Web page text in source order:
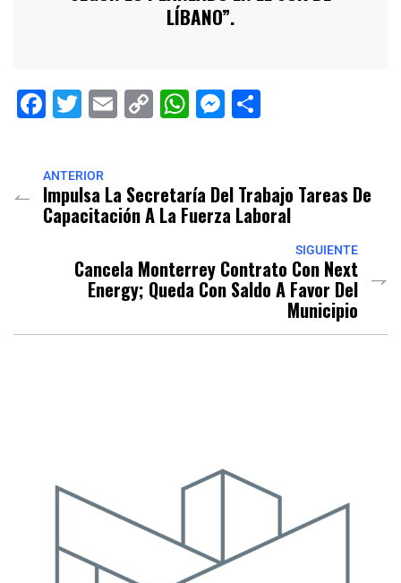
LÍBANO”.
Facebook
Twitter
EmailCopyWhatsApp
Messenger
ANTERIOR
Impulsa La Secretaría Del Trabajo Tareas De
Capacitación A La Fuerza Laboral
SIGUIENTE
Cancela Monterrey Contrato Con Next
Energy; Queda Con Saldo A Favor Del
Municipio